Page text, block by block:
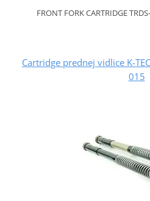
FRONT FORK CARTRIDGE
Cartridge prednej vidlice K-
015